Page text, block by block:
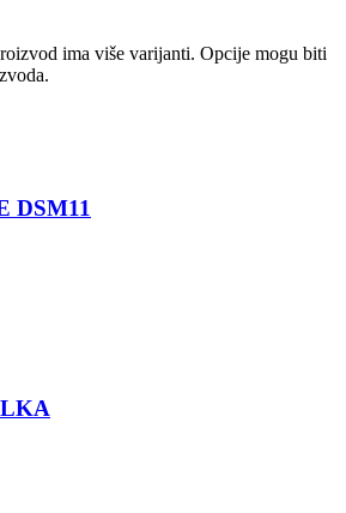
ima više varijanti. Opcije mogu biti
DSM11